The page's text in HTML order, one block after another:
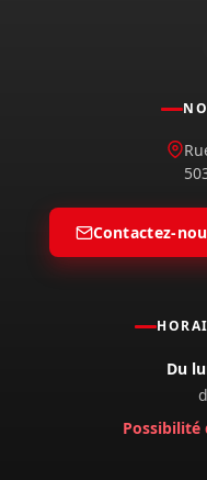
Du
Possibilité
Contactez-